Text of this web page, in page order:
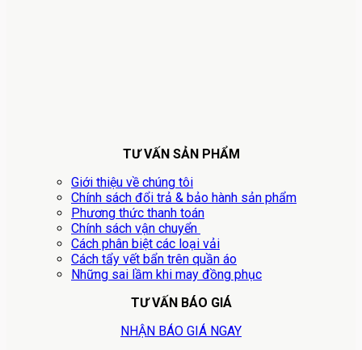
TƯ VẤN SẢN PHẨM
Giới thiệu về chúng tôi
Chính sách đổi trả & bảo hành sản phẩm
Phương thức thanh toán
Chính sách vận chuyển
Cách phân biệt các loại vải
Cách tẩy vết bẩn trên quần áo
Những sai lầm khi may đồng phục
TƯ VẤN BÁO GIÁ
NHẬN BÁO GIÁ NGAY